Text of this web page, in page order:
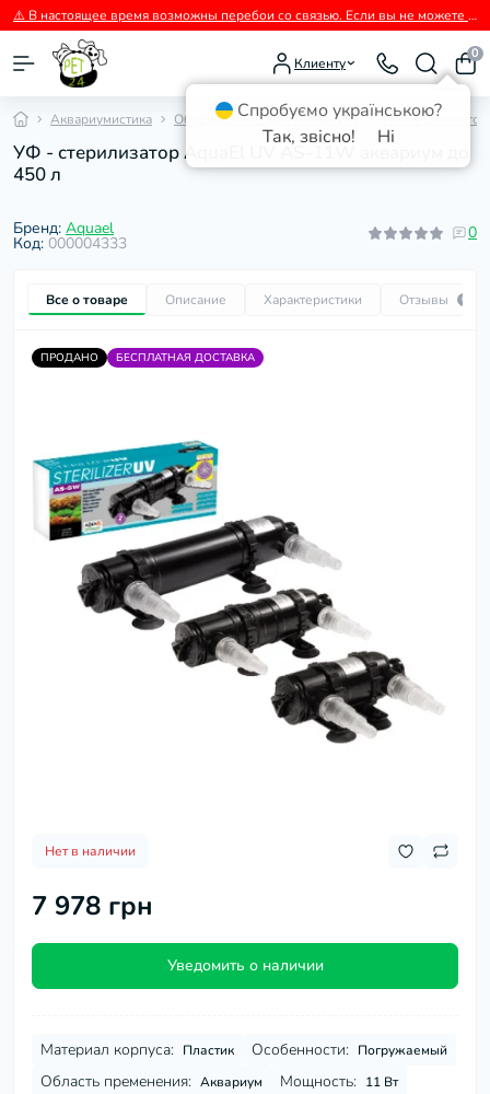
⚠️ В настоящее время возможны перебои со связью. Если вы не можете дозвониться, пожалуйста, пишите нам в Viber.
Клиенту
0
Аквариумистика Оборудование для аквариума УФ
УФ - стерилизатор AquaEl UV AS-11W аквариум до
450 л
Бренд: Aquael
Код: 000004333
0
Все о товаре Описание Характеристики Отзывы 0
ПРОДАНО БЕСПЛАТНАЯ ДОСТАВКА
Нет в наличии
7 978 грн
Уведомить о наличии
Материал корпуса: Пластик Особенности: Погружаемый
Область пременения: Аквариум Мощность: 11 Вт
Спробуємо українською?
Так, звісно!
Ні